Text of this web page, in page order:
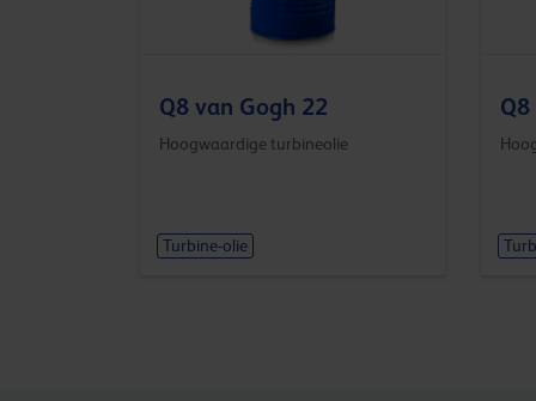
Q8 van Gogh 22
Hoogwaardige turbineolie
Turbine-olie